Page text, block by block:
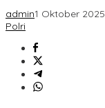
admin1 Oktober 2025
Polri